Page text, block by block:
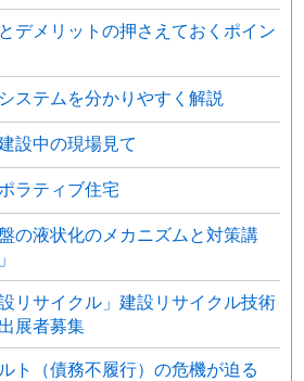
デメリットの押さえておくポイン
ステムを分かりやすく解説
設中の現場見て
ラティブ住宅
の液状化のメカニズムと対策講
リサイクル」建設リサイクル技術
展者募集
ト（債務不履行）の危機が迫る